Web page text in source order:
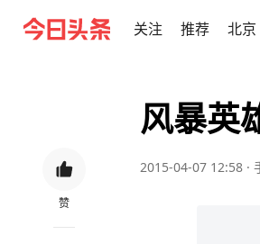
关注 推荐 北京
赞
风暴英
2015-04-07 12:58 ·